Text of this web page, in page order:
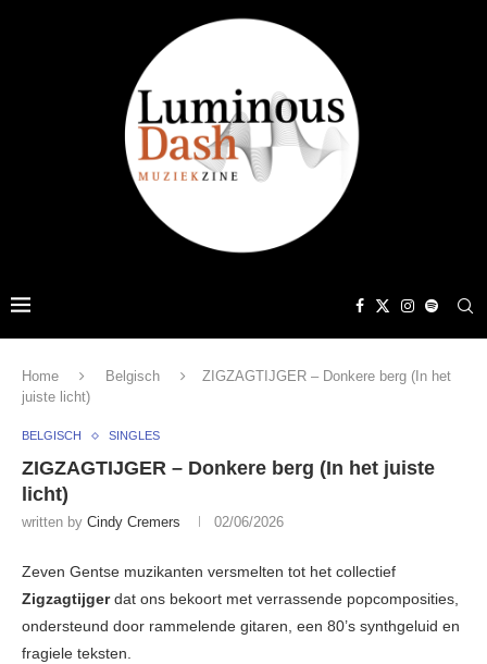
Home Belgisch
ZIGZAGTIJGER – Donkere berg (In het
juiste licht)
BELGISCH SINGLES
ZIGZAGTIJGER – Donkere berg (In het juiste
licht)
written by Cindy Cremers 02/06/2026
Zeven Gentse muzikanten versmelten tot het collectief
Zigzagtijgerdat ons bekoort met verrassende popcomposities,
ondersteund door rammelende gitaren, een 80’s synthgeluid en
fragiele teksten.